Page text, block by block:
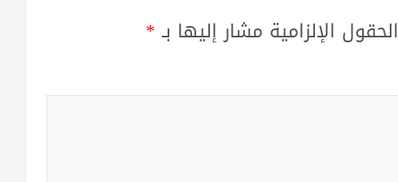
الحقول الإلزامية مشار إليها بـ*